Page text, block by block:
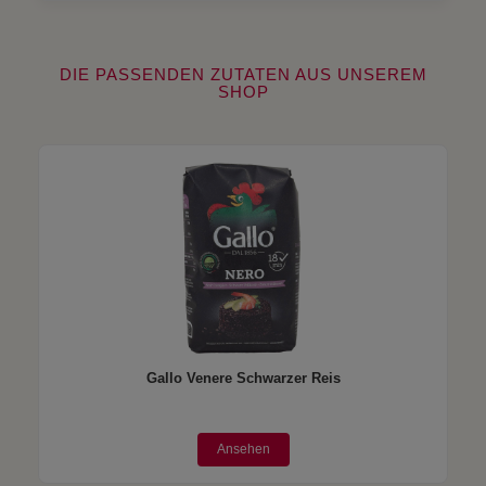
DIE PASSENDEN ZUTATEN AUS UNSEREM
SHOP
Gallo Venere Schwarzer Reis
Ansehen